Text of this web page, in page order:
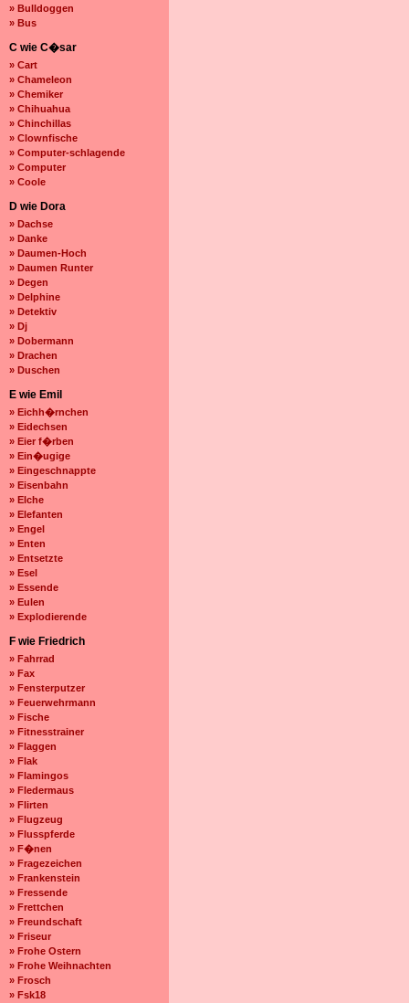
» Bulldoggen
» Bus
C wie C�sar
» Cart
» Chameleon
» Chemiker
» Chihuahua
» Chinchillas
» Clownfische
» Computer-schlagende
» Computer
» Coole
D wie Dora
» Dachse
» Danke
» Daumen-Hoch
» Daumen Runter
» Degen
» Delphine
» Detektiv
» Dj
» Dobermann
» Drachen
» Duschen
E wie Emil
» Eichh�rnchen
» Eidechsen
» Eier f�rben
» Ein�ugige
» Eingeschnappte
» Eisenbahn
» Elche
» Elefanten
» Engel
» Enten
» Entsetzte
» Esel
» Essende
» Eulen
» Explodierende
F wie Friedrich
» Fahrrad
» Fax
» Fensterputzer
» Feuerwehrmann
» Fische
» Fitnesstrainer
» Flaggen
» Flak
» Flamingos
» Fledermaus
» Flirten
» Flugzeug
» Flusspferde
» F�nen
» Fragezeichen
» Frankenstein
» Fressende
» Frettchen
» Freundschaft
» Friseur
» Frohe Ostern
» Frohe Weihnachten
» Frosch
» Fsk18